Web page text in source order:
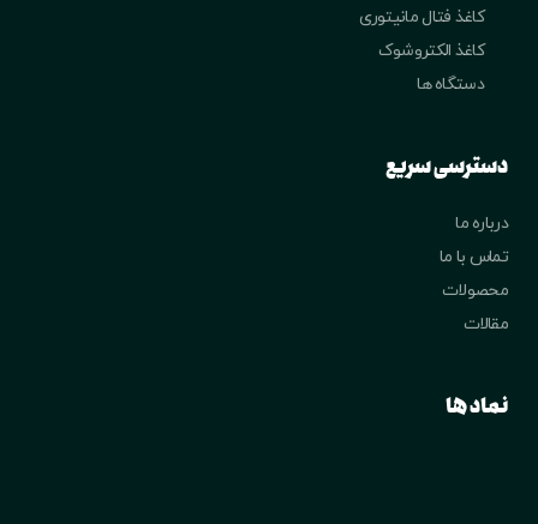
کاغذ فتال مانیتوری
کاغذ الکتروشوک
دستگاه ها
دسترسی سریع
درباره ما
تماس با ما
محصولات
مقالات
نماد ها